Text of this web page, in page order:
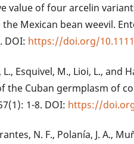
value of four arcelin
Mexican bean weevil.
DOI: https://doi.org/
L., Esquivel, M., Lioi, L., and
the Cuban germplasm of
1-8. DOI: https://
N. F., Polanía, J. A.,